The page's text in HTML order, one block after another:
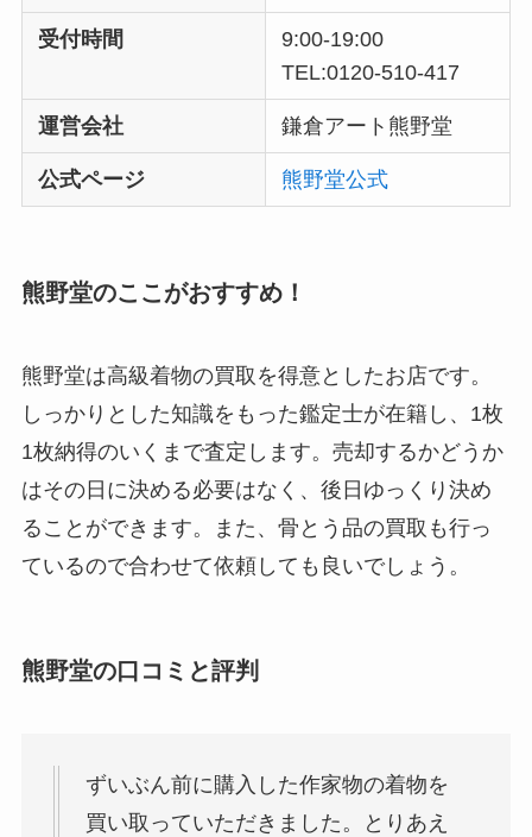
受付時間
9:00-19:00
TEL:0120-510-417
運営会社 鎌倉アート熊野堂
公式ページ 熊野堂公式
熊野堂のここがおすすめ！
熊野堂は高級着物の買取を得意としたお店です。
しっかりとした知識をもった鑑定士が在籍し、1枚
1枚納得のいくまで査定します。売却するかどうか
はその日に決める必要はなく、後日ゆっくり決め
ることができます。また、骨とう品の買取も行っ
ているので合わせて依頼しても良いでしょう。
熊野堂の口コミと評判
ずいぶん前に購入した作家物の着物を
買い取っていただきました。とりあえ